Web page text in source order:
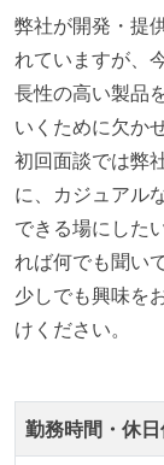
経営トップ
アである
開発メンバ
OS やエデ
任で好きな
企画を決定
参加している
タスクの
となって行う
で行う
プロダクト
弊社が開発・提
れていますが、
長性の高い製品
いくために欠か
初回面談では弊
に、カジュアル
できる場にした
れば何でも聞い
少しでも興味を
けください。
勤務時間・休